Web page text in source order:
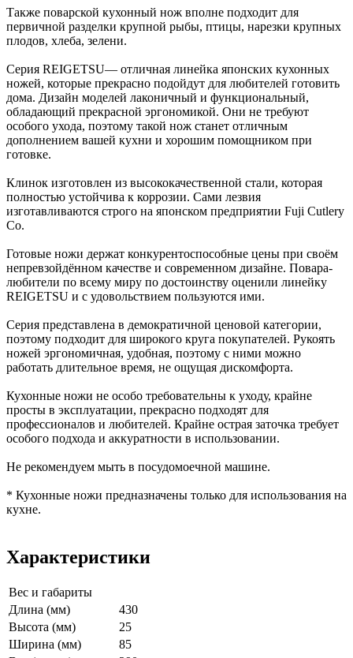
Также поварской кухонный нож вполне подходит для
первичной разделки крупной рыбы, птицы, нарезки крупных
плодов, хлеба, зелени.
Серия REIGETSU— отличная линейка японских кухонных
ножей, которые прекрасно подойдут для любителей готовить
дома. Дизайн моделей лаконичный и функциональный,
обладающий прекрасной эргономикой. Они не требуют
особого ухода, поэтому такой нож станет отличным
дополнением вашей кухни и хорошим помощником при
готовке.
Клинок изготовлен из высококачественной стали, которая
полностью устойчива к коррозии. Сами лезвия
изготавливаются строго на японском предприятии Fuji Cutlery
Co.
Готовые ножи держат конкурентоспособные цены при своём
непревзойдённом качестве и современном дизайне. Повара-
любители по всему миру по достоинству оценили линейку
REIGETSU и с удовольствием пользуются ими.
Серия представлена в демократичной ценовой категории,
поэтому подходит для широкого круга покупателей. Рукоять
ножей эргономичная, удобная, поэтому с ними можно
работать длительное время, не ощущая дискомфорта.
Кухонные ножи не особо требовательны к уходу, крайне
просты в эксплуатации, прекрасно подходят для
профессионалов и любителей. Крайне острая заточка требует
особого подхода и аккуратности в использовании.
Не рекомендуем мыть в посудомоечной машине.
* Кухонные ножи предназначены только для использования на
кухне.
Характеристики
Вес и габариты
Длина (мм)
430
Высота (мм)
25
Ширина (мм)
85